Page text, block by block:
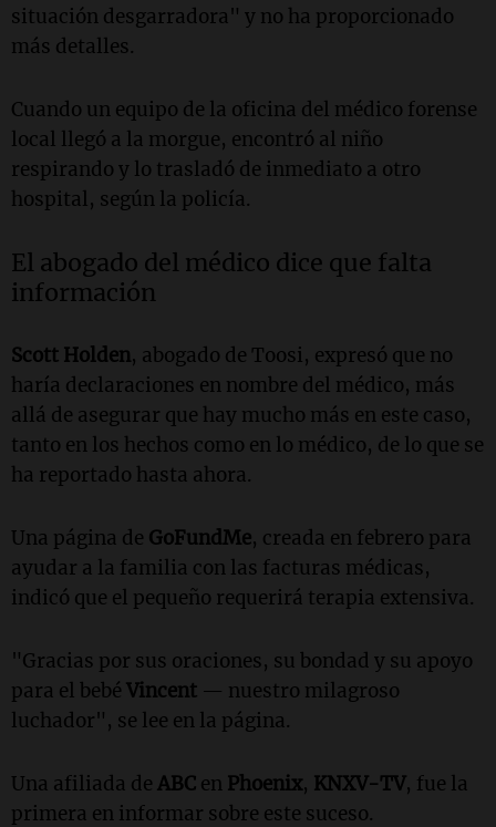
situación desgarradora" y no ha proporcionado
más detalles.
Cuando un equipo de la oficina del médico forense
local llegó a la morgue, encontró al niño
respirando y lo trasladó de inmediato a otro
hospital, según la policía.
El abogado del médico dice que falta
información
Scott Holden, abogado de Toosi, expresó que no
haría declaraciones en nombre del médico, más
allá de asegurar que hay mucho más en este caso,
tanto en los hechos como en lo médico, de lo que se
ha reportado hasta ahora.
Una página de GoFundMe, creada en febrero para
ayudar a la familia con las facturas médicas,
indicó que el pequeño requerirá terapia extensiva.
"Gracias por sus oraciones, su bondad y su apoyo
para el bebé Vincent — nuestro milagroso
luchador", se lee en la página.
Una afiliada de ABC en Phoenix, KNXV-TV, fue la
primera en informar sobre este suceso.